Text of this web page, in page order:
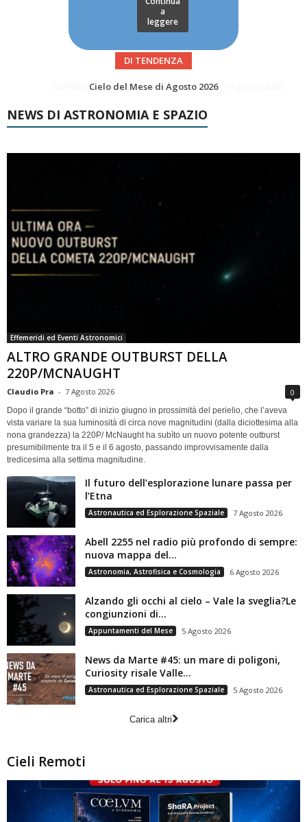
a
leggere
DI TENDENZA
SUPERNOVAE aggiornamenti del mese – Agosto 2026
Le Comete del mese di Agosto: LA 10P/TEMPEL AL PERIELIO
NEWS DI ASTRONOMIA E SPAZIO
Effemeridi ed Eventi Astronomici
ALTRO GRANDE OUTBURST DELLA
220P/MCNAUGHT
Claudio Pra - 7 Agosto 2026 0
Dopo il grande “botto” di inizio giugno in prossimità del perielio, che l’aveva
vista variare la sua luminosità di circa nove magnitudini (dalla diciottesima alla
nona grandezza) la 220P/ McNaught ha subìto un nuovo potente outburst
presumibilmente tra il 5 e il 6 agosto, passando improvvisamente dalla
tredicesima alla settima magnitudine.
Il futuro dell’esplorazione lunare passa per
l’Etna
Astronautica ed Esplorazione Spaziale 7 Agosto 2026
Abell 2255 nel radio più profondo di sempre:
nuova mappa del...
Astronomia, Astrofisica e Cosmologia 6 Agosto 2026
Alzando gli occhi al cielo – Vale la sveglia?Le
congiunzioni di...
Appuntamenti del Mese 5 Agosto 2026
News da Marte #45: un mare di poligoni,
Curiosity risale Valle...
Astronautica ed Esplorazione Spaziale 5 Agosto 2026
Carica altri
Cieli Remoti